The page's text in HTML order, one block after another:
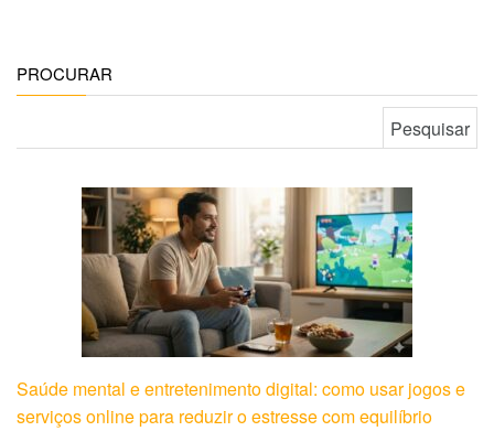
PROCURAR
Saúde mental e entretenimento digital: como usar jogos e
serviços online para reduzir o estresse com equilíbrio